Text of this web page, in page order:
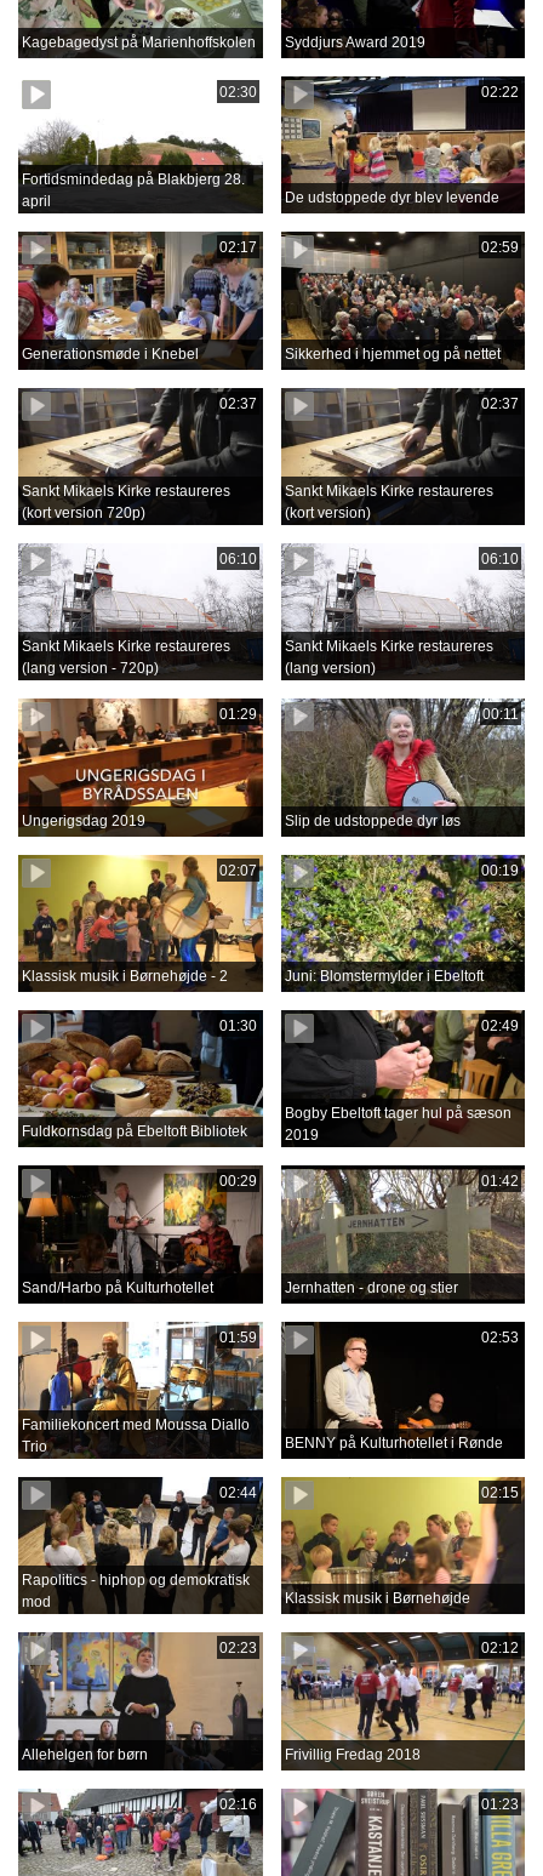
Kagebagedyst på Marienhoffskolen Syddjurs Award 2019
02:30
Fortidsmindedag på Blakbjerg 28.
april
02:22
De udstoppede dyr blev levende
02:17
Generationsmøde i Knebel
02:59
Sikkerhed i hjemmet og på nettet
02:37
Sankt Mikaels Kirke restaureres
(kort version 720p)
02:37
Sankt Mikaels Kirke restaureres
(kort version)
06:10
Sankt Mikaels Kirke restaureres
(lang version - 720p)
06:10
Sankt Mikaels Kirke restaureres
(lang version)
01:29
Ungerigsdag 2019
00:11
Slip de udstoppede dyr løs
02:07
Klassisk musik i Børnehøjde - 2
00:19
Juni: Blomstermylder i Ebeltoft
01:30
Fuldkornsdag på Ebeltoft Bibliotek
02:49
Bogby Ebeltoft tager hul på sæson
2019
00:29
Sand/Harbo på Kulturhotellet
01:42
Jernhatten - drone og stier
01:59
Familiekoncert med Moussa Diallo
Trio
02:53
BENNY på Kulturhotellet i Rønde
02:44
Rapolitics - hiphop og demokratisk
mod
02:15
Klassisk musik i Børnehøjde
02:23
Allehelgen for børn
02:12
Frivillig Fredag 2018
02:16 01:23